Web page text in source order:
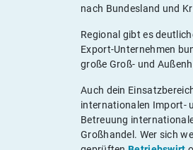
nach Bundesland und
Regional gibt es
Export-Unternehmen
große Groß- und
Auch dein
internationalen Import-
Betreuung
Großhandel. Wer sich